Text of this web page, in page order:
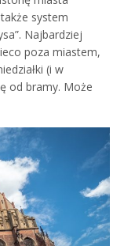
system
Najbardziej
poza miastem,
(i w
od bramy. Może